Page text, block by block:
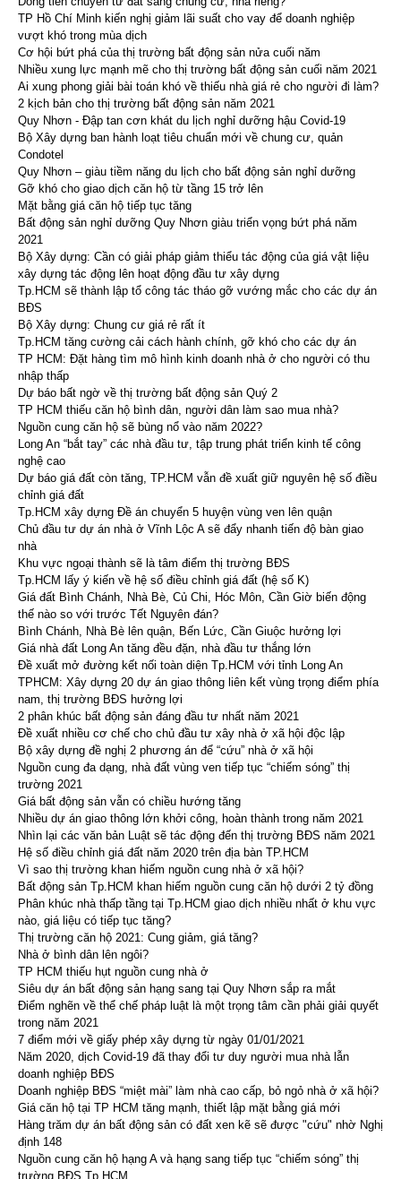
TP Hồ Chí Minh kiến nghị giảm lãi suất cho vay để doanh nghiệp
vượt khó trong mùa dịch
Cơ hội bứt phá của thị trường bất động sản nửa cuối năm
Nhiều xung lực mạnh mẽ cho thị trường bất động sản cuối năm 2021
Ai xung phong giải bài toán khó về thiếu nhà giá rẻ cho người đi làm?
2 kịch bản cho thị trường bất động sản năm 2021
Quy Nhơn - Đập tan cơn khát du lịch nghỉ dưỡng hậu Covid-19
Bộ Xây dựng ban hành loạt tiêu chuẩn mới về chung cư, quản
Condotel
Quy Nhơn – giàu tiềm năng du lịch cho bất động sản nghỉ dưỡng
Gỡ khó cho giao dịch căn hộ từ tầng 15 trở lên
Mặt bằng giá căn hộ tiếp tục tăng
Bất động sản nghỉ dưỡng Quy Nhơn giàu triển vọng bứt phá năm
2021
Bộ Xây dựng: Cần có giải pháp giảm thiểu tác động của giá vật liệu
xây dựng tác động lên hoạt động đầu tư xây dựng
Tp.HCM sẽ thành lập tổ công tác tháo gỡ vướng mắc cho các dự án
BĐS
Bộ Xây dựng: Chung cư giá rẻ rất ít
Tp.HCM tăng cường cải cách hành chính, gỡ khó cho các dự án
TP HCM: Đặt hàng tìm mô hình kinh doanh nhà ở cho người có thu
nhập thấp
Dự báo bất ngờ về thị trường bất động sản Quý 2
TP HCM thiếu căn hộ bình dân, người dân làm sao mua nhà?
Nguồn cung căn hộ sẽ bùng nổ vào năm 2022?
Long An “bắt tay” các nhà đầu tư, tập trung phát triển kinh tế công
nghệ cao
Dự báo giá đất còn tăng, TP.HCM vẫn đề xuất giữ nguyên hệ số điều
chỉnh giá đất
Tp.HCM xây dựng Đề án chuyển 5 huyện vùng ven lên quận
Chủ đầu tư dự án nhà ở Vĩnh Lộc A sẽ đẩy nhanh tiến độ bàn giao
nhà
Khu vực ngoại thành sẽ là tâm điểm thị trường BĐS
Tp.HCM lấy ý kiến về hệ số điều chỉnh giá đất (hệ số K)
Giá đất Bình Chánh, Nhà Bè, Củ Chi, Hóc Môn, Cần Giờ biến động
thế nào so với trước Tết Nguyên đán?
Bình Chánh, Nhà Bè lên quận, Bến Lức, Cần Giuộc hưởng lợi
Giá nhà đất Long An tăng đều đặn, nhà đầu tư thắng lớn
Đề xuất mở đường kết nối toàn diện Tp.HCM với tỉnh Long An
TPHCM: Xây dựng 20 dự án giao thông liên kết vùng trọng điểm phía
nam, thị trường BĐS hưởng lợi
2 phân khúc bất động sản đáng đầu tư nhất năm 2021
Đề xuất nhiều cơ chế cho chủ đầu tư xây nhà ở xã hội độc lập
Bộ xây dựng đề nghị 2 phương án để “cứu” nhà ở xã hội
Nguồn cung đa dạng, nhà đất vùng ven tiếp tục “chiếm sóng” thị
trường 2021
Giá bất động sản vẫn có chiều hướng tăng
Nhiều dự án giao thông lớn khởi công, hoàn thành trong năm 2021
Nhìn lại các văn bản Luật sẽ tác động đến thị trường BĐS năm 2021
Hệ số điều chỉnh giá đất năm 2020 trên địa bàn TP.HCM
Vì sao thị trường khan hiếm nguồn cung nhà ở xã hội?
Bất động sản Tp.HCM khan hiếm nguồn cung căn hộ dưới 2 tỷ đồng
Phân khúc nhà thấp tầng tại Tp.HCM giao dịch nhiều nhất ở khu vực
nào, giá liệu có tiếp tục tăng?
Thị trường căn hộ 2021: Cung giảm, giá tăng?
Nhà ở bình dân lên ngôi?
TP HCM thiếu hụt nguồn cung nhà ở
Siêu dự án bất động sản hạng sang tại Quy Nhơn sắp ra mắt
Điểm nghẽn về thể chế pháp luật là một trọng tâm cần phải giải quyết
trong năm 2021
7 điểm mới về giấy phép xây dựng từ ngày 01/01/2021
Năm 2020, dịch Covid-19 đã thay đổi tư duy người mua nhà lẫn
doanh nghiệp BĐS
Doanh nghiệp BĐS “miệt mài” làm nhà cao cấp, bỏ ngỏ nhà ở xã hội?
Giá căn hộ tại TP HCM tăng mạnh, thiết lập mặt bằng giá mới
Hàng trăm dự án bất động sản có đất xen kẽ sẽ được "cứu" nhờ Nghị
định 148
Nguồn cung căn hộ hạng A và hạng sang tiếp tục “chiếm sóng” thị
trường BĐS Tp.HCM